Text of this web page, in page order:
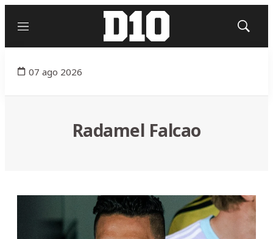
Menú
Mostrar
07 ago 2026
Radamel Falcao